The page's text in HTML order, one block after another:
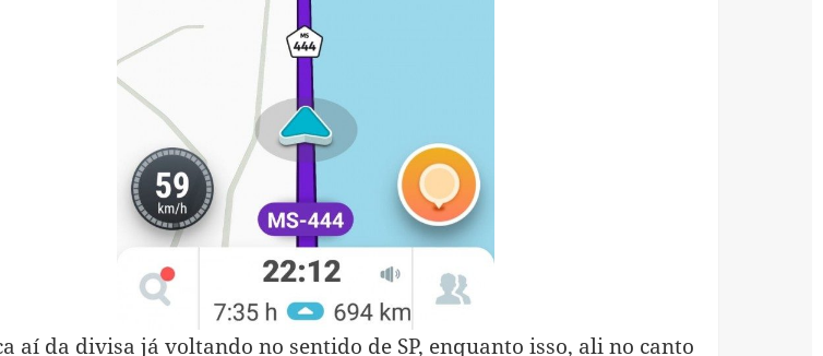
aí da divisa já voltando no sentido de SP, enquanto isso, ali no canto